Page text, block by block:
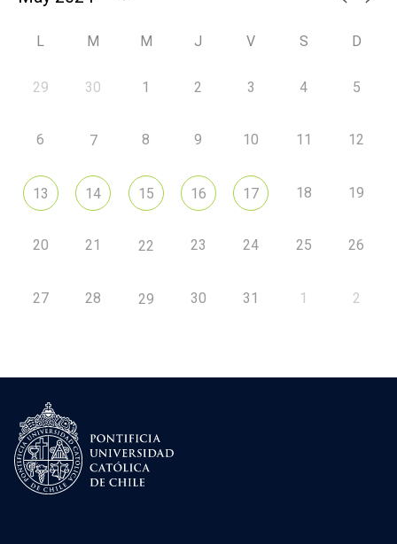
L M M J V S D
29 30 1 2 3 4 5
6 7 8 9 10 11 12
13 14 15 16 17 18 19
20 21 22 23 24 25 26
27 28 29 30 31 1 2